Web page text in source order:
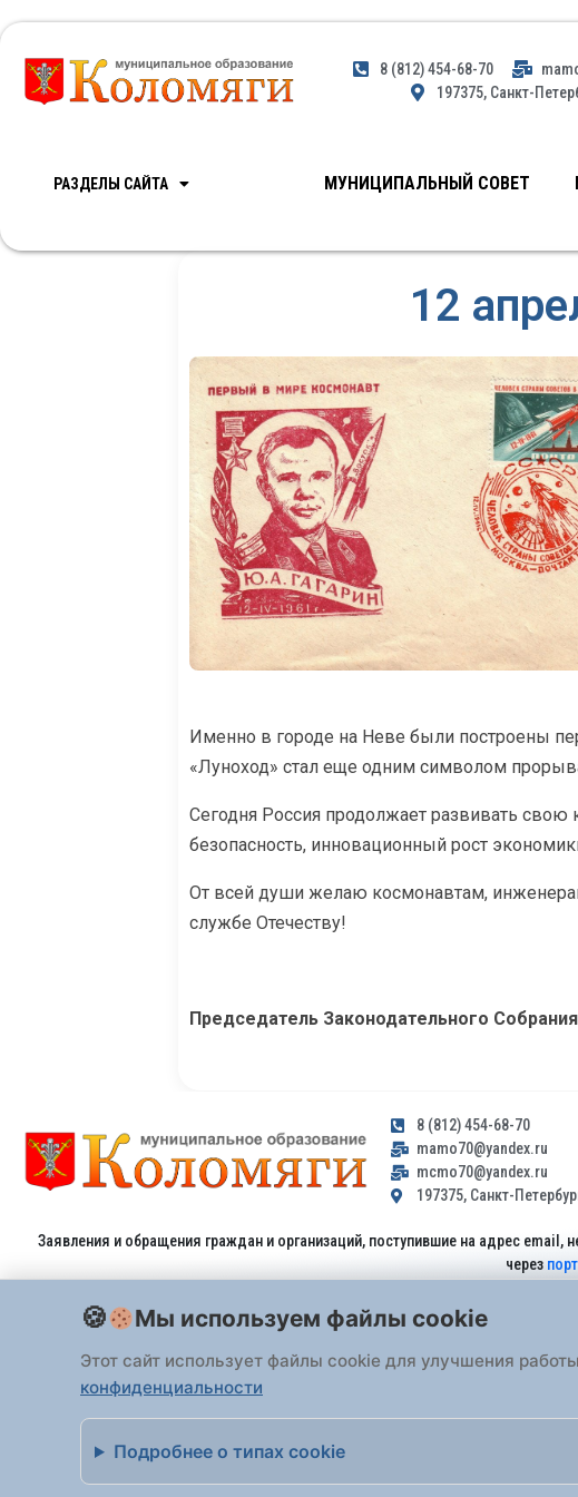
8 (812) 454-68-70
197375, Санкт-
РАЗДЕЛЫ САЙТА МУНИЦИПАЛЬНЫЙ СОВЕТ
12
Именно в городе на Неве были построены
«Луноход» стал еще одним символом
Сегодня Россия продолжает развивать свою
безопасность, инновационный рост
От всей души желаю космонавтам,
службе Отечеству!
Председатель Законодательного
8 (812) 454-68-70
mamo70@yandex.ru
mcmo70@yandex.ru
197375, Санкт-
Заявления и обращения граждан и организаций, поступившие на адрес email,
через
Все права защищены 2026 Внутригородское
Мы используем файлы cookie
Этот сайт использует файлы cookie для улучшения
конфиденциальности
Подробнее о типах cookie